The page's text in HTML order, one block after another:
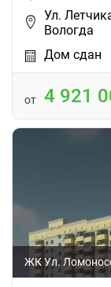
Ул.
Вологда
Дом сдан
от 4 921
ЖК Ул.